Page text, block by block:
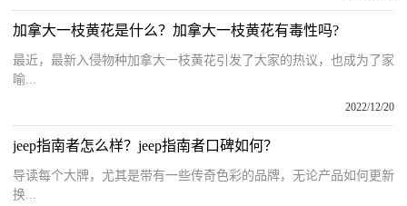
加拿大一枝黄花是什么？加拿大一枝黄花有毒性吗?
最近，最新入侵物种加拿大一枝黄花引发了大家的热议，也成为了家
喻...
2022/12/20
jeep指南者怎么样？jeep指南者口碑如何？
导读每个大牌，尤其是带有一些传奇色彩的品牌，无论产品如何更新
换...